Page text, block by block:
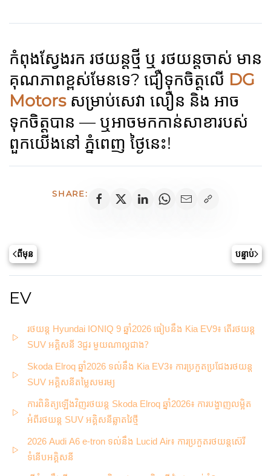
កំពុងស្វែងរក រថយន្តថ្មី ឬ រថយន្តចាស់ មាន
គុណភាពខ្ពស់មែនទេ? ជឿទុកចិត្តលើ DG
Motorsសម្រាប់សេវា លឿន និង អាច
ទុកចិត្តបាន — ឬអាចមកកាន់សាខារបស់
ពួកយើងនៅ ភ្នំពេញ ថ្ងៃនេះ!
SHARE:
ពីមុន បន្ទាប់
EV
រថយន្ត Hyundai IONIQ 9 ឆ្នាំ2026 ធៀបនឹង Kia EV9៖ តើរថយន្ត
SUV អគ្គិសនី 3ជួរ មួយណាល្អជាង?
Skoda Elroq ឆ្នាំ2026 ទល់នឹង Kia EV3៖ ការប្រកួតប្រជែងរថយន្ត
SUV អគ្គិសនីតម្លៃសមរម្យ
ការពិនិត្យឡើងវិញរថយន្ត Skoda Elroq ឆ្នាំ2026៖ ការបង្ហាញលម្អិត
អំពីរថយន្ត SUV អគ្គិសនីឆ្លាតវៃថ្មី
2026 Audi A6 e-tron ទល់នឹង Lucid Air៖ ការប្រកួតរថយន្តស៊េរី
ទំនើបអគ្គិសនី